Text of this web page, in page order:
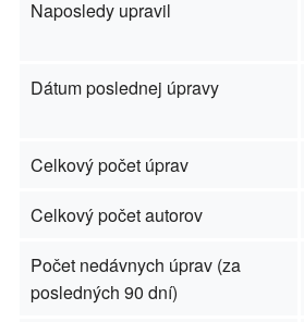
Naposledy upravil
Dátum poslednej úpravy
Celkový počet úprav
Celkový počet autorov
Počet nedávnych úprav (za
posledných 90 dní)